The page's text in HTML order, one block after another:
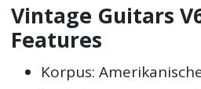
Vintage Guitars
Features
Korpus: